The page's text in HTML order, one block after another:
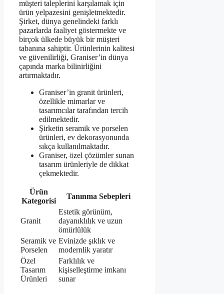
müşteri taleplerini karşılamak için
ürün yelpazesini genişletmektedir.
Şirket, dünya genelindeki farklı
pazarlarda faaliyet göstermekte ve
birçok ülkede büyük bir müşteri
tabanına sahiptir. Ürünlerinin kalitesi
ve güvenilirliği, Graniser’in dünya
çapında marka bilinirliğini
artırmaktadır.
Graniser’in granit ürünleri,
özellikle mimarlar ve
tasarımcılar tarafından tercih
edilmektedir.
Şirketin seramik ve porselen
ürünleri, ev dekorasyonunda
sıkça kullanılmaktadır.
Graniser, özel çözümler sunan
tasarım ürünleriyle de dikkat
çekmektedir.
Ürün
Kategorisi
Tanınma Sebepleri
Granit
Estetik görünüm,
dayanıklılık ve uzun
ömürlülük
Seramik ve
Porselen
Evinizde şıklık ve
modernlik yaratır
Özel
Tasarım
Ürünleri
Farklılık ve
kişiselleştirme imkanı
sunar